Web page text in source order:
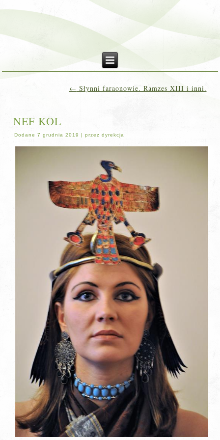
← Słynni faraonowie. Ramzes XIII i inni.
NEF KOL
Dodane 7 grudnia 2019 |przez dyrekcja